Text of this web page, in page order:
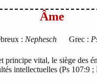
Âme
: NepheschGrec :
principe vital, le siège des
intellectuelles (Ps 107:9